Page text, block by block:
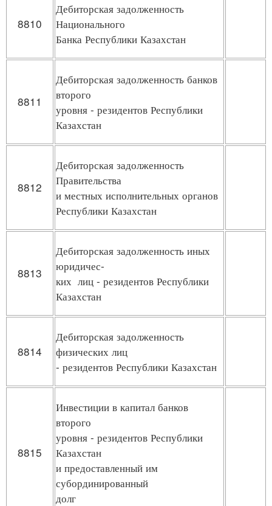
8810
Дебиторская задолженность
Национального
Банка Республики Казахстан
8811
Дебиторская задолженность банков
второго
уровня - резидентов Республики
Казахстан
8812
Дебиторская задолженность
Правительства
и местных исполнительных органов
Республики Казахстан
8813
Дебиторская задолженность иных
юридичес-
ких лиц - резидентов Республики
Казахстан
8814
Дебиторская задолженность
физических лиц
- резидентов Республики Казахстан
8815
Инвестиции в капитал банков
второго
уровня - резидентов Республики
Казахстан
и предоставленный им
субординированный
долг